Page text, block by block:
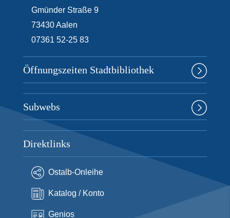
Gmünder Straße 9
73430Aalen
07361 52-25 83
Öffnungszeiten Stadtbibliothek
Subwebs
Direktlinks
Ostalb-Onleihe
Katalog / Konto
Genios